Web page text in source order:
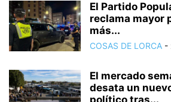
El Partido
reclama mayor
más...
COSAS DE LORCA -
El mercado
desata un
político tras...